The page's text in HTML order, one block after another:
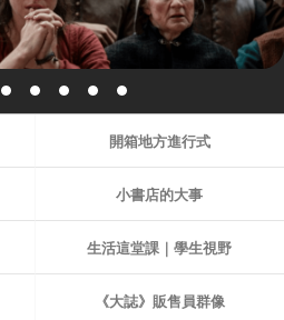
社會企業
認識我們
開箱地方進行式
小書店的大事
生活這堂課｜學生視野
《大誌》販售員群像